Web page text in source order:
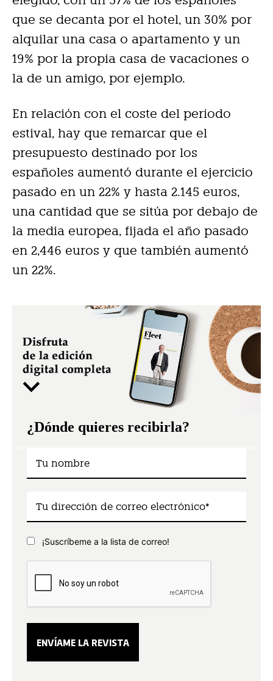
que se decanta por el hotel, un 30% por
alquilar una casa o apartamento y un
19% por la propia casa de vacaciones o
la de un amigo, por ejemplo.
En relación con el coste del periodo
estival, hay que remarcar que el
presupuesto destinado por los
españoles aumentó durante el ejercicio
pasado en un 22% y hasta 2.145 euros,
una cantidad que se sitúa por debajo de
la media europea, fijada el año pasado
en 2,446 euros y que también aumentó
un 22%.
¿Dónde quieres recibirla?
¡Suscríbeme a la lista de correo!